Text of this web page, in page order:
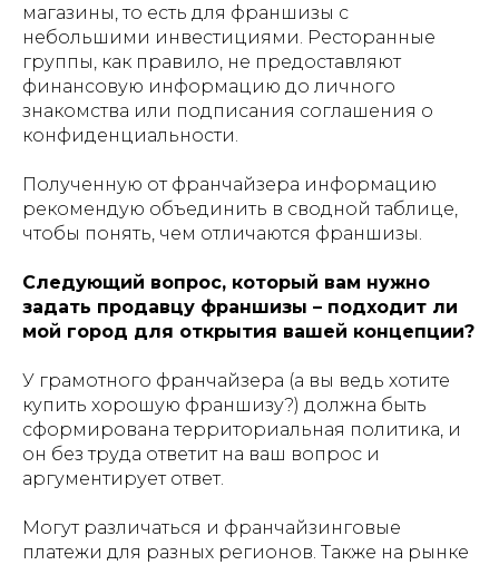
магазины, то есть для франшизы с
небольшими инвестициями. Ресторанные
группы, как правило, не предоставляют
финансовую информацию до личного
знакомства или подписания соглашения о
конфиденциальности.
Полученную от франчайзера информацию
рекомендую объединить в сводной таблице,
чтобы понять, чем отличаются франшизы.
Следующий вопрос, который вам нужно
задать продавцу франшизы – подходит ли
мой город для открытия вашей концепции?
У грамотного франчайзера (а вы ведь хотите
купить хорошую франшизу?) должна быть
сформирована территориальная политика, и
он без труда ответит на ваш вопрос и
аргументирует ответ.
Могут различаться и франчайзинговые
платежи для разных регионов. Также на рынке